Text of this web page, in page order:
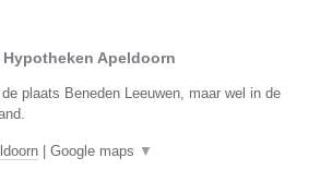
Apeldoorn
plaats Beneden Leeuwen, maar wel in de
Google maps ▼